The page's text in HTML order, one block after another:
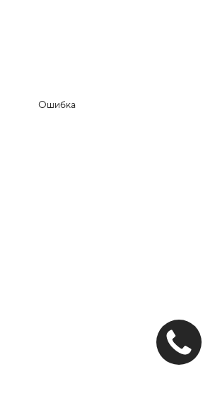
Ошибка